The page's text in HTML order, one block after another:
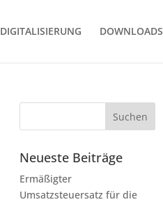
DIGITALISIERUNG DOWNLOADS
Neueste Beiträge
Ermäßigter
Umsatzsteuersatz für die